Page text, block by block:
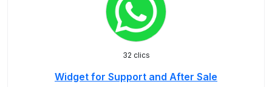
32 clics
Widget for Support and After Sale